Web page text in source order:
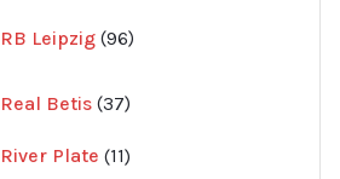
RB Leipzig 96
produkter
Real Betis 37
produkter
River Plate 1111